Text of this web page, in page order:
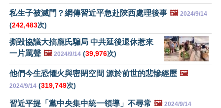
私生子被滅門？網傳習近平急赴陝西處理後事 🖼️ 2024/9/14
(242,483次)
撕毀協議大搞龐氏騙局 中共延後退休惹來
一片罵聲 🖼️ 2024/9/14 (39,976次)
他們今生恐懼火與密閉空間 源於前世的悲慘經歷 🖼️
2024/9/14 (319,749次)
習近平提「黨中央集中統一領導」不尋常 🖼️ 2024/9/14